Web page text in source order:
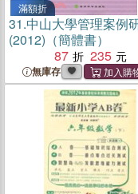
滿額折
31.中山大學管理案例
(2012)（簡體書）
87
235
無庫存